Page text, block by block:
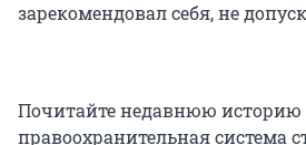
зарекомендовал себя, не
Почитайте недавнюю историю
правоохранительная система